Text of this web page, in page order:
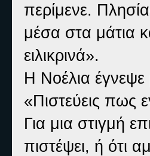
περίμενε.
μέσα στα μάτια
ειλικρινά».
Η Νοέλια
«Πιστεύεις πως
Για μια στιγμή
πιστέψει, ή ότι